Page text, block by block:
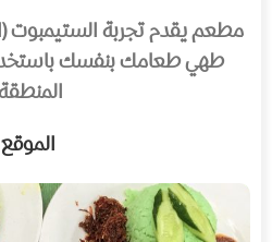
مطعم يقدم تجربة
طهي طعامك بنفسك
الموقع